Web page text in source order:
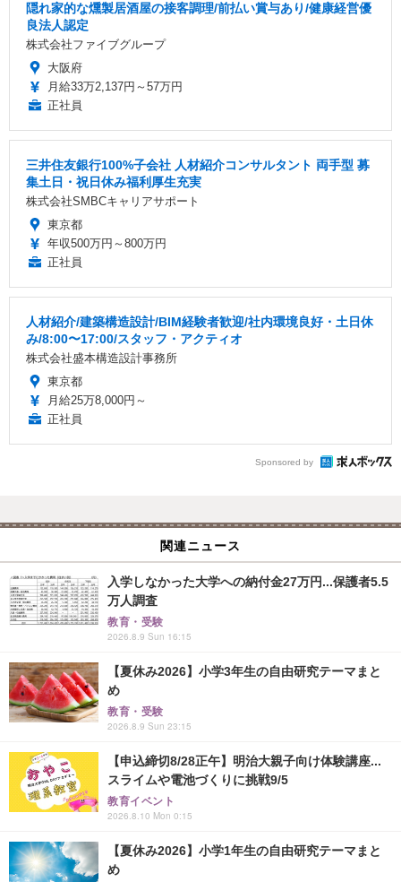
隠れ家的な燻製居酒屋の接客調理/前払い賞与あり/健康経営優
良法人認定
株式会社ファイブグループ
大阪府
月給33万2,137円～57万円
正社員
三井住友銀行100%子会社 人材紹介コンサルタント 両手型 募
集土日・祝日休み福利厚生充実
株式会社SMBCキャリアサポート
東京都
年収500万円～800万円
正社員
人材紹介/建築構造設計/BIM経験者歓迎/社内環境良好・土日休
み/8:00〜17:00/スタッフ・アクティオ
株式会社盛本構造設計事務所
東京都
月給25万8,000円～
正社員
Sponsored by
関連ニュース
入学しなかった大学への納付金27万円...保護者5.5
万人調査
教育・受験
2026.8.9 Sun 16:15
【夏休み2026】小学3年生の自由研究テーマまと
め
教育・受験
2026.8.9 Sun 23:15
【申込締切8/28正午】明治大親子向け体験講座...
スライムや電池づくりに挑戦9/5
教育イベント
2026.8.10 Mon 0:15
【夏休み2026】小学1年生の自由研究テーマまと
め